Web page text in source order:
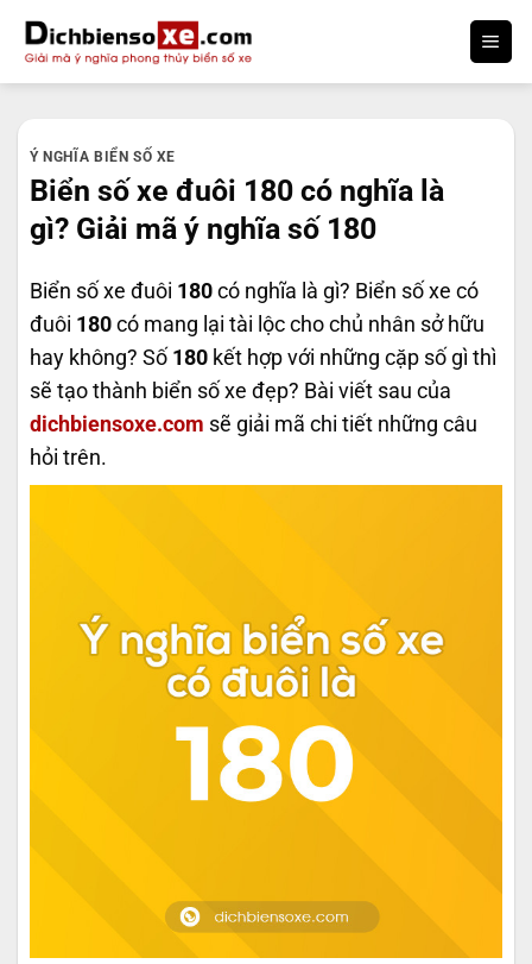
qua
nội
Ý NGHĨA BIỂN SỐ XE
Biển số xe đuôi 180 có nghĩa là
gì? Giải mã ý nghĩa số 180
Biển số xe đuôi 180 có nghĩa là gì? Biển số xe có
đuôi 180 có mang lại tài lộc cho chủ nhân sở hữu
hay không? Số 180 kết hợp với những cặp số gì thì
sẽ tạo thành biển số xe đẹp? Bài viết sau của
dichbiensoxe.com sẽ giải mã chi tiết những câu
hỏi trên.